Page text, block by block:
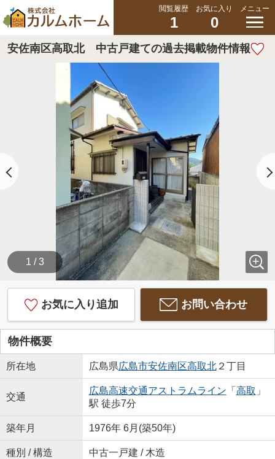
閲覧履歴
1
お気に入り
0
メニュー
安佐南区高取北 中古戸建ての過去掲載物件情報
1 / 3
お気に入り追加 お問い合わせ
物件概要
所在地 広島県広島市安佐南区高取北２丁目
交通
広島高速交通アストラムライン 「 高取 」
駅 徒歩7分
築年月 1976年 6月(築50年)
種別 / 構造 中古一戸建 / 木造